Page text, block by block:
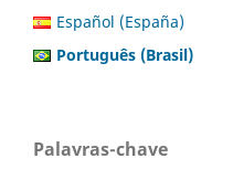
Español (España)
Português (Brasil)
Palavras-chave